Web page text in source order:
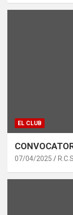
EL CLUB
07/04/2025